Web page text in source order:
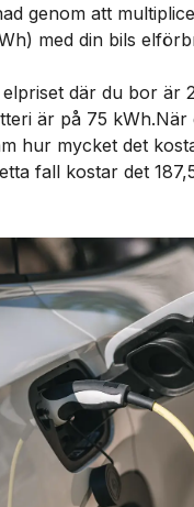
genom att
med din bils
elpriset där du bor är
är på 75
hur mycket det
fall kostar det